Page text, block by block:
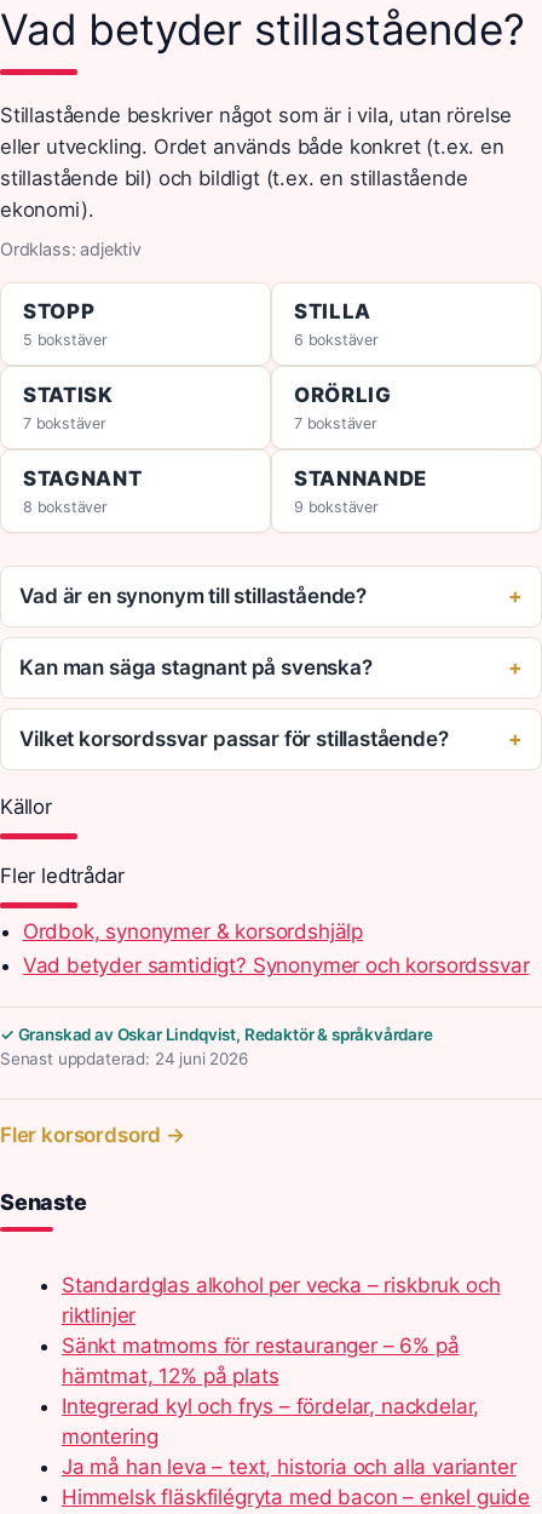
Vad betyder stillastående?
Stillastående beskriver något som är i vila, utan rörelse
eller utveckling. Ordet används både konkret (t.ex. en
stillastående bil) och bildligt (t.ex. en stillastående
ekonomi).
Ordklass: adjektiv
STOPP
5 bokstäver
STILLA
6 bokstäver
STATISK
7 bokstäver
ORÖRLIG
7 bokstäver
STAGNANT
8 bokstäver
STANNANDE
9 bokstäver
Vad är en synonym till stillastående?
Kan man säga stagnant på svenska?
Vilket korsordssvar passar för stillastående?
Källor
Fler ledtrådar
Ordbok, synonymer & korsordshjälp
Vad betyder samtidigt? Synonymer och korsordssvar
✓ Granskad av Oskar Lindqvist, Redaktör & språkvårdare
Senast uppdaterad: 24 juni 2026
Fler korsordsord →
Senaste
Standardglas alkohol per vecka – riskbruk och
riktlinjer
Sänkt matmoms för restauranger – 6% på
hämtmat, 12% på plats
Integrerad kyl och frys – fördelar, nackdelar,
montering
Ja må han leva – text, historia och alla varianter
Himmelsk fläskfilégryta med bacon – enkel guide